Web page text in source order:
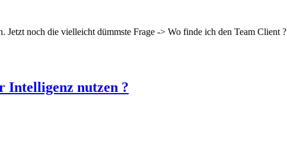
Jetzt noch die vielleicht dümmste Frage -> Wo finde ich den Team Client ?
Intelligenz nutzen ?